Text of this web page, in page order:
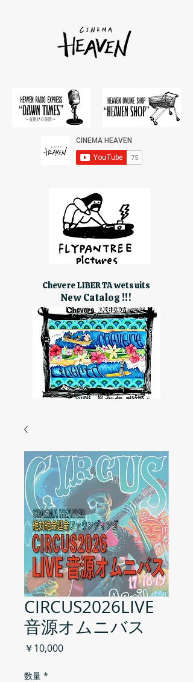
Chevere LIBERTA wetsuits
New Catalog !!!
CIRCUS2026LIVE
音源オムニバス
￥10,000価
数量 *